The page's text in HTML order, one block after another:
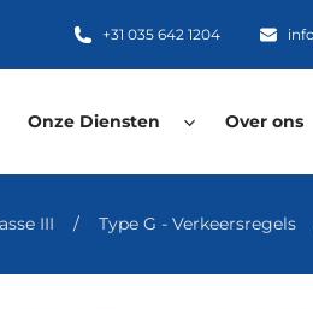
+31 035 642 1204
Onze Diensten Over ons
III / Type G - Verkeersregels